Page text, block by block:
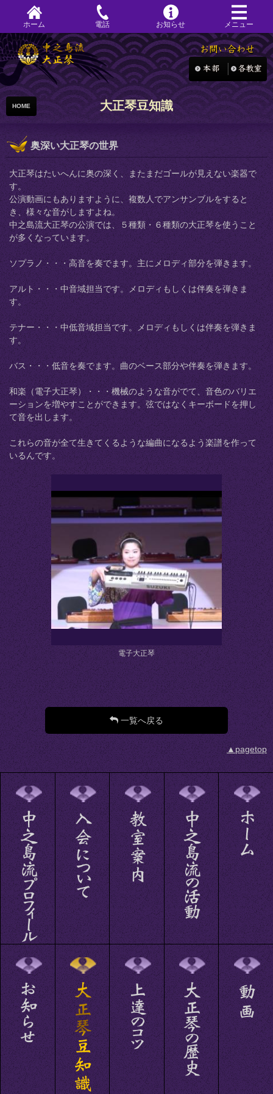
ホーム 電話 お知らせ メニュー
HOME 大正琴豆知識
奥深い大正琴の世界
大正琴はたいへんに奥の深く、またまだゴールが見えない楽器で
す。
公演動画にもありますように、複数人でアンサンブルをすると
き、様々な音がしますよね。
中之島流大正琴の公演では、５種類・６種類の大正琴を使うこと
が多くなっています。
ソプラノ・・・高音を奏でます。主にメロディ部分を弾きます。
アルト・・・中音域担当です。メロディもしくは伴奏を弾きま
す。
テナー・・・中低音域担当です。メロディもしくは伴奏を弾きま
す。
バス・・・低音を奏でます。曲のベース部分や伴奏を弾きます。
和楽（電子大正琴）・・・機械のような音がでて、音色のバリエ
ーションを増やすことができます。弦ではなくキーボードを押し
て音を出します。
これらの音が全て生きてくるような編曲になるよう楽譜を作って
いるんです。
電子大正琴
一覧へ戻る
▲pagetop